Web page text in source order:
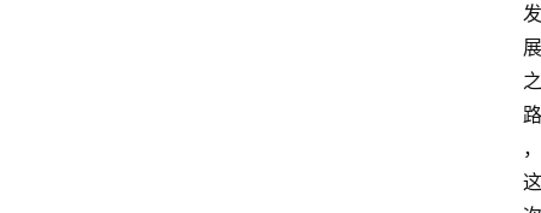
发
展
之
路
，
这